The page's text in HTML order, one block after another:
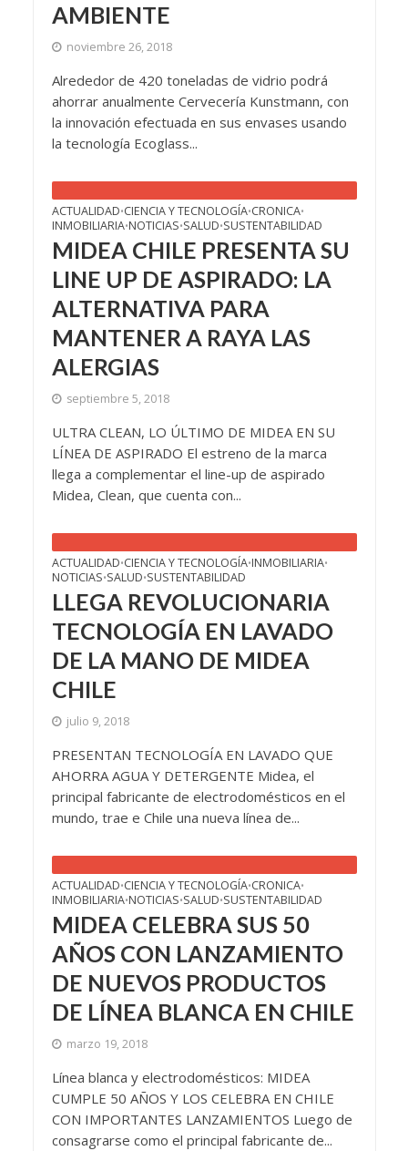
AMBIENTE
noviembre 26, 2018
Alrededor de 420 toneladas de vidrio podrá
ahorrar anualmente Cervecería Kunstmann, con
la innovación efectuada en sus envases usando
la tecnología Ecoglass...
ACTUALIDAD•CIENCIA Y TECNOLOGÍA•CRONICA•
INMOBILIARIA•NOTICIAS•SALUD•SUSTENTABILIDAD
MIDEA CHILE PRESENTA SU
LINE UP DE ASPIRADO: LA
ALTERNATIVA PARA
MANTENER A RAYA LAS
ALERGIAS
septiembre 5, 2018
ULTRA CLEAN, LO ÚLTIMO DE MIDEA EN SU
LÍNEA DE ASPIRADO El estreno de la marca
llega a complementar el line-up de aspirado
Midea, Clean, que cuenta con...
ACTUALIDAD•CIENCIA Y TECNOLOGÍA•INMOBILIARIA•
NOTICIAS•SALUD•SUSTENTABILIDAD
LLEGA REVOLUCIONARIA
TECNOLOGÍA EN LAVADO
DE LA MANO DE MIDEA
CHILE
julio 9, 2018
PRESENTAN TECNOLOGÍA EN LAVADO QUE
AHORRA AGUA Y DETERGENTE Midea, el
principal fabricante de electrodomésticos en el
mundo, trae e Chile una nueva línea de...
ACTUALIDAD•CIENCIA Y TECNOLOGÍA•CRONICA•
INMOBILIARIA•NOTICIAS•SALUD•SUSTENTABILIDAD
MIDEA CELEBRA SUS 50
AÑOS CON LANZAMIENTO
DE NUEVOS PRODUCTOS
DE LÍNEA BLANCA EN CHILE
marzo 19, 2018
Línea blanca y electrodomésticos: MIDEA
CUMPLE 50 AÑOS Y LOS CELEBRA EN CHILE
CON IMPORTANTES LANZAMIENTOS Luego de
consagrarse como el principal fabricante de...